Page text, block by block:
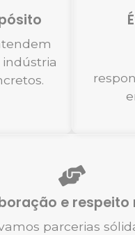
indústria
e respeito
parcerias